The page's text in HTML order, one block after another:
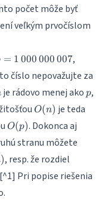
počet môže byť
veľkým prvočíslom
=
1\,000\,000\,007
= 1 000 000 007,
číslo nepovažujte za
je rádovo menej ako p
p,
O(n)
O(n) je teda
O(p)
O(p). Dokonca aj
stranu môžete
), resp. že rozdiel
Pri popise riešenia